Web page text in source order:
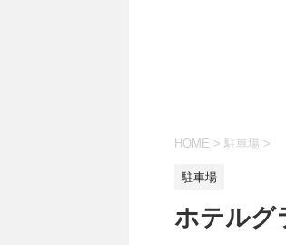
HOME > 駐車場 >
駐車場
ホテルグ